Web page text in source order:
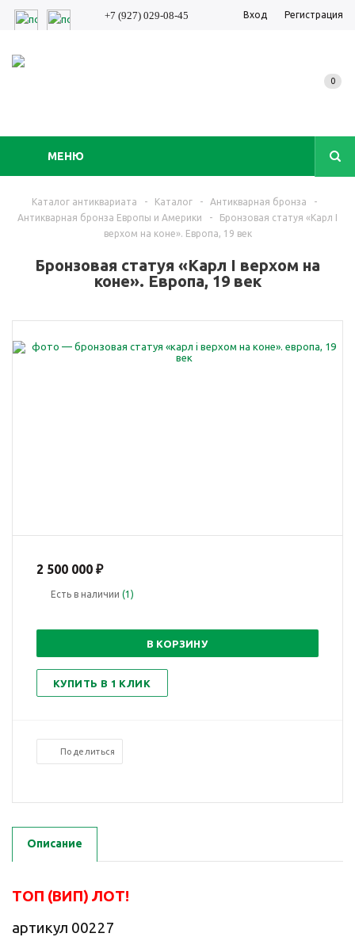
+7 (927) 029-08-45 Вход Регистрация
МЕНЮ
0
Каталог антиквариата - Каталог - Антикварная бронза
-
Антикварная бронза Европы и Америки
-
Бронзовая статуя «Карл I
верхом на коне». Европа, 19 век
Бронзовая статуя «Карл I верхом на
коне». Европа, 19 век
2 500 000 ₽
Есть в наличии (1)
В КОРЗИНУ
КУПИТЬ В 1 КЛИК
Поделиться
Описание
ТОП (ВИП) ЛОТ!
артикул 00227